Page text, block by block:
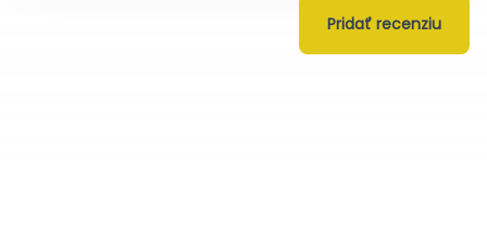
Pridať recenziu